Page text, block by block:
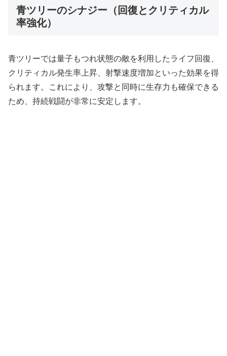
青ツリーのシナジー（回復とクリティカル
率強化）
青ツリーでは量子もつれ状態の敵を利用したライフ回復、
クリティカル発生率上昇、射撃速度増加といった効果を得
られます。これにより、攻撃と同時に生存力も確保できる
ため、持続戦闘が非常に安定します。